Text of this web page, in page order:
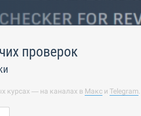
проверок
курсах — на каналах в Макс и Telegram